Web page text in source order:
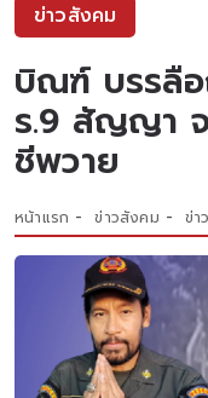
ข่าวสังคม
บิณฑ์ บรรลื
ร.9 สัญญา
ชีพวาย
หน้าแรก ข่าวสังคม ข่า